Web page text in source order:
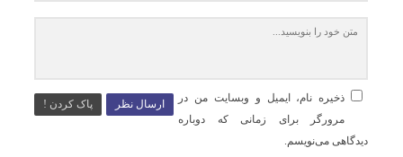
ارسال نظر پاک کردن !
ذخیره نام، ایمیل و وبسایت من در
مرورگر برای زمانی که دوباره
دیدگاهی می‌نویسم.